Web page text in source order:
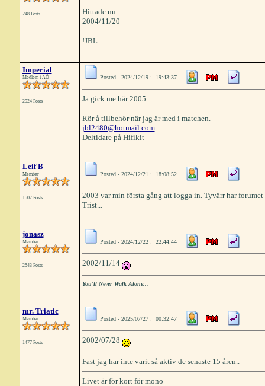
248 Posts
Hittade nu.
2004/11/20
!JBL
Imperial
Medlem i AÖ
2924 Posts
Posted - 2024/12/19 : 19:43:37
Ja gick me här 2005.
Rör å tillbehör när jag är med i matchen.
jbl2480@hotmail.com
Deltidare på Hifikit
Leif B
Member
1507 Posts
Posted - 2024/12/21 : 18:08:52
2003 var min första gång att logga in. Tyvärr har forumet
Trist...
jonasz
Member
2543 Posts
Posted - 2024/12/22 : 22:44:44
2002/11/14
You'll Never Walk Alone...
mr. Triatic
Member
1477 Posts
Posted - 2025/07/27 : 00:32:47
2002/07/28
Fast jag har inte varit så aktiv de senaste 15 åren..
Livet är för kort för mono